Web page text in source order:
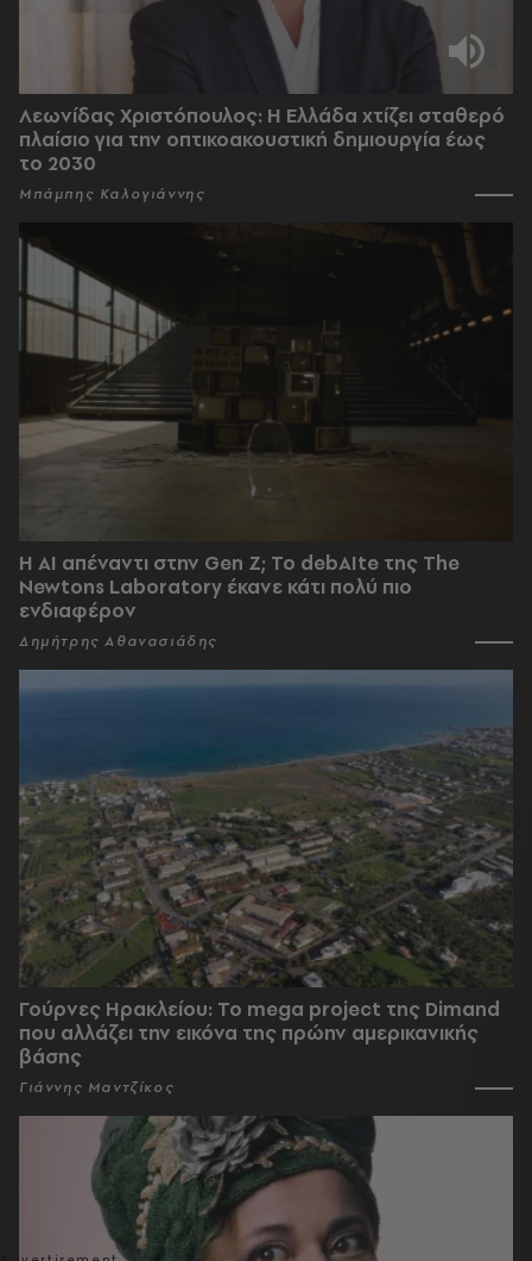
Λεωνίδας Χριστόπουλος: Η Ελλάδα χτίζει σταθερό
πλαίσιο για την οπτικοακουστική δημιουργία έως
το 2030
Μπάμπης Καλογιάννης
Η AI απέναντι στην Gen Z; Το debAIte της The
Newtons Laboratory έκανε κάτι πολύ πιο
ενδιαφέρον
Δημήτρης Αθανασιάδης
Γούρνες Ηρακλείου: To mega project της Dimand
που αλλάζει την εικόνα της πρώην αμερικανικής
βάσης
Γιάννης Μαντζίκος